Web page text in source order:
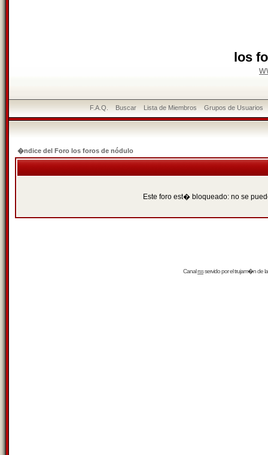
los
F.A.Q. Buscar Lista de Miembros Grupos de Usuarios
�ndice del Foro los foros de nódulo
Este foro est� bloqueado: no se
Canalrssservido por eltrujam�nde